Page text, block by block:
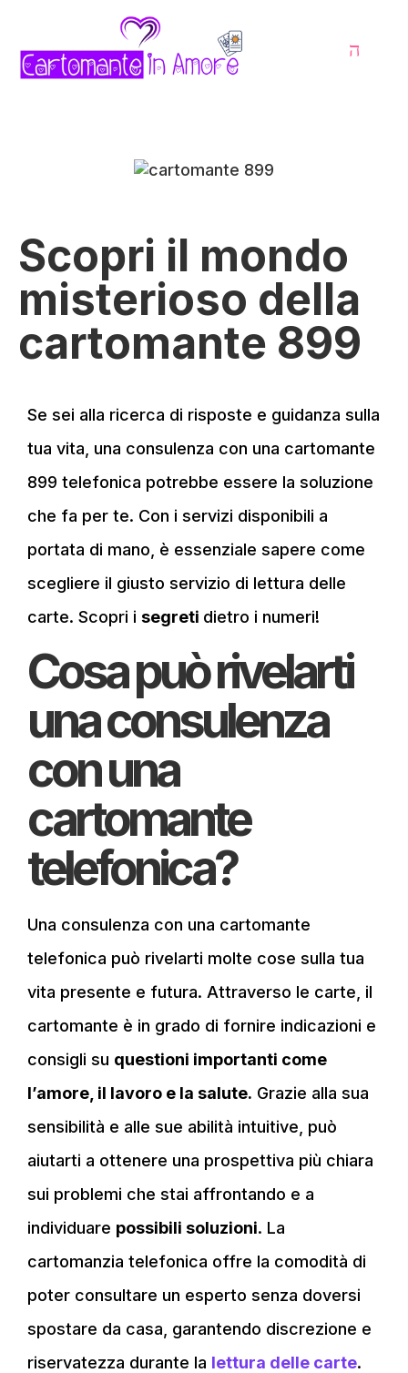
Scopri il mondo
misterioso della
cartomante 899
Se sei alla ricerca di risposte e guidanza sulla
tua vita, una consulenza con una cartomante
899 telefonica potrebbe essere la soluzione
che fa per te. Con i servizi disponibili a
portata di mano, è essenziale sapere come
scegliere il giusto servizio di lettura delle
carte. Scopri i segreti dietro i numeri!
Cosa può rivelarti
una consulenza
con una
cartomante
telefonica?
Una consulenza con una cartomante
telefonica può rivelarti molte cose sulla tua
vita presente e futura. Attraverso le carte, il
cartomante è in grado di fornire indicazioni e
consigli su questioni importanti come
l’amore, il lavoro e la salute. Grazie alla sua
sensibilità e alle sue abilità intuitive, può
aiutarti a ottenere una prospettiva più chiara
sui problemi che stai affrontando e a
individuare possibili soluzioni. La
cartomanzia telefonica offre la comodità di
poter consultare un esperto senza doversi
spostare da casa, garantendo discrezione e
riservatezza durante la lettura delle carte.